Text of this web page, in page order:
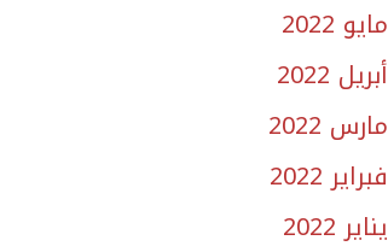
مايو 2022
أبريل 2022
مارس 2022
فبراير 2022
يناير 2022